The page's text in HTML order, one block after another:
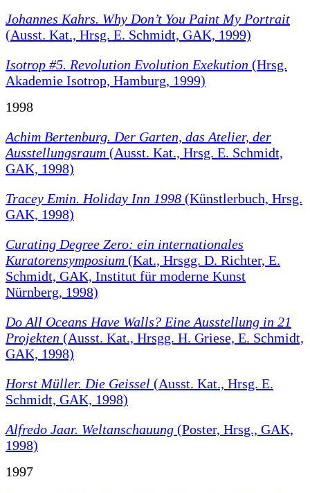
Johannes Kahrs. Why Don’t You Paint My Portrait
(Ausst. Kat., Hrsg. E. Schmidt, GAK, 1999)
Isotrop #5. Revolution Evolution Exekution (Hrsg.
Akademie Isotrop, Hamburg, 1999)
1998
Achim Bertenburg. Der Garten, das Atelier, der
Ausstellungsraum (Ausst. Kat., Hrsg. E. Schmidt,
GAK, 1998)
Tracey Emin. Holiday Inn 1998 (Künstlerbuch, Hrsg.
GAK, 1998)
Curating Degree Zero: ein internationales
Kuratorensymposium (Kat., Hrsgg. D. Richter, E.
Schmidt, GAK, Institut für moderne Kunst
Nürnberg, 1998)
Do All Oceans Have Walls? Eine Ausstellung in 21
Projekten (Ausst. Kat., Hrsgg. H. Griese, E. Schmidt,
GAK, 1998)
Horst Müller. Die Geissel (Ausst. Kat., Hrsg. E.
Schmidt, GAK, 1998)
Alfredo Jaar. Weltanschauung (Poster, Hrsg., GAK,
1998)
1997